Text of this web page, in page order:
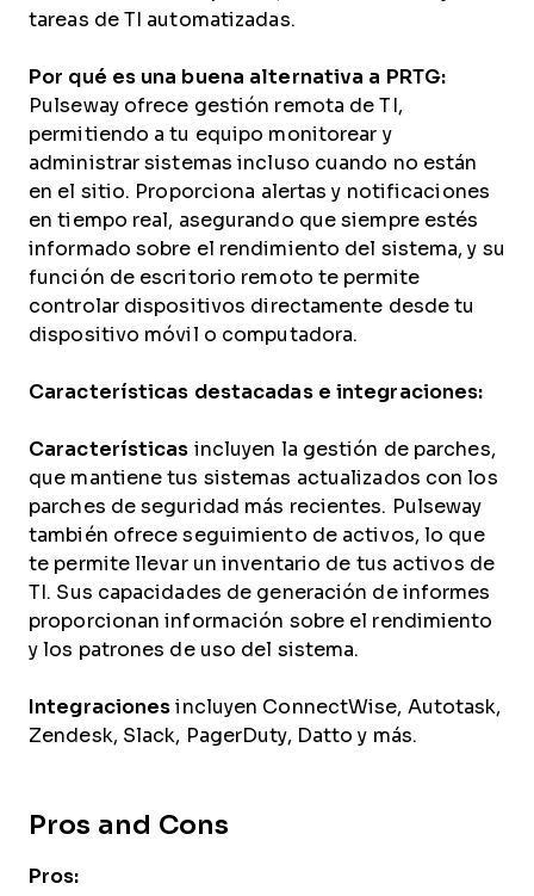
tareas de TI automatizadas.
Por qué es una buena alternativa a PRTG:
Pulseway ofrece gestión remota de TI,
permitiendo a tu equipo monitorear y
administrar sistemas incluso cuando no están
en el sitio. Proporciona alertas y notificaciones
en tiempo real, asegurando que siempre estés
informado sobre el rendimiento del sistema, y su
función de escritorio remoto te permite
controlar dispositivos directamente desde tu
dispositivo móvil o computadora.
Características destacadas e integraciones:
Características incluyen la gestión de parches,
que mantiene tus sistemas actualizados con los
parches de seguridad más recientes. Pulseway
también ofrece seguimiento de activos, lo que
te permite llevar un inventario de tus activos de
TI. Sus capacidades de generación de informes
proporcionan información sobre el rendimiento
y los patrones de uso del sistema.
Integraciones incluyen ConnectWise, Autotask,
Zendesk, Slack, PagerDuty, Datto y más.
Pros and Cons
Pros: